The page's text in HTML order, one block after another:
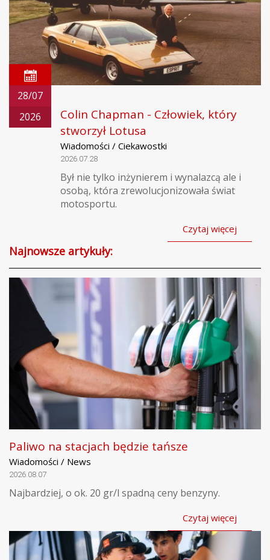
28/07
2026
Colin Chapman - Człowiek, który
stworzył Lotusa
Wiadomości / Ciekawostki
2026.07.28
Był nie tylko inżynierem i wynalazcą ale i
osobą, która zrewolucjonizowała świat
motosportu.
Czytaj więcej
Najnowsze artykuły:
Paliwo na stacjach będzie tańsze
Wiadomości / News
2026.08.07
Najbardziej, o ok. 20 gr/l spadną ceny benzyny.
Czytaj więcej